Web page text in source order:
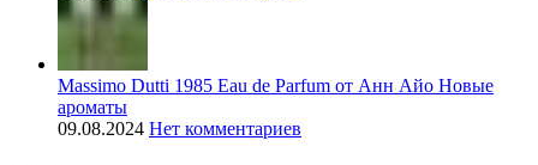
Massimo Dutti 1985 Eau de Parfum от Анн Айо Новые
ароматы
09.08.2024 Нет комментариев